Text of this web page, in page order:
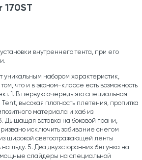
170ST
внутреннего тента, при его
уникальным набором характеристик,
что и в эконом-классе есть возможность
1. В первую очередь это специальная
высокая плотность плетения, пропитка
материала и хаб из
Дышащая вставка на боковой грани,
исключить забивание снегом
широкой светоотражающей ленты
льду. 5. Два двухсторонних бегунка на
слайдеры на специальной